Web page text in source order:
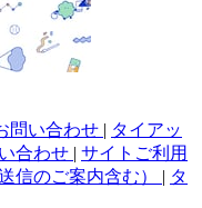
問い合わせ | タイアッ
合わせ | サイトご利用
信のご案内含む） | タ